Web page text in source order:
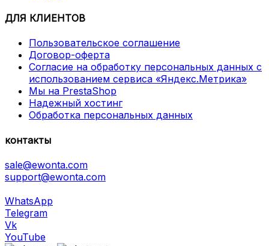
ДЛЯ КЛИЕНТОВ
Пользовательское соглашение
Договор-оферта
Согласие на обработку персональных данных с
использованием сервиса «Яндекс.Метрика»
Мы на PrestaShop
Надежный хостинг
Обработка персональных данных
контакты
sale@ewonta.com
support@ewonta.com
WhatsApp
Telegram
Vk
YouTube